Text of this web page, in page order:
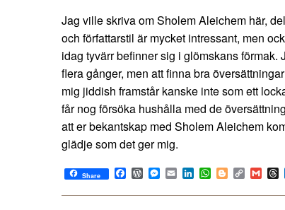
Jag ville skriva om Sholem Aleichem här,
och författarstil är mycket intressant, men
idag tyvärr befinner sig i glömskans
flera gånger, men att finna bra
mig jiddish framstår kanske inte som ett
får nog försöka hushålla med de
att er bekantskap med Sholem Aleichem
glädje som det ger mig.
Share Facebook
WordPress
Messenger
EmailLinkedIn
WhatsApp
BloggerCopy
Link